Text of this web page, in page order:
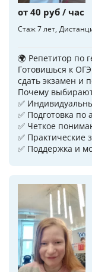
от 40 руб / час
Стаж 7 лет
🌍 Репетитор по
Готовишься к
сдать экзамен и
Почему
✅
✅ Подготовка
✅ Четкое
✅ Практические
✅ Поддержка и